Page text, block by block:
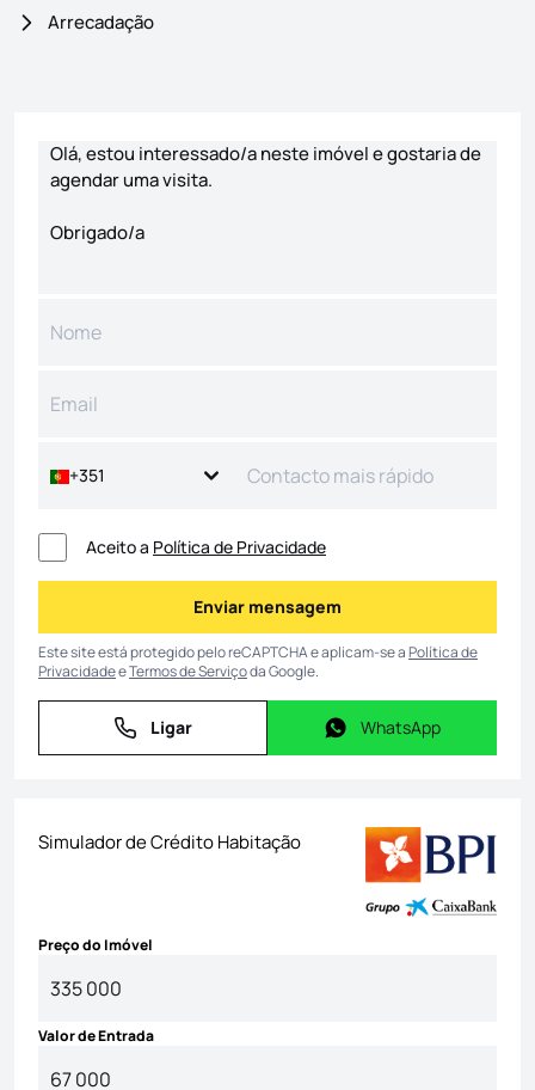
Arrecadação
+351
Aceito a Política de Privacidade
Enviar mensagem
Enviar mensagem
Este site está protegido pelo reCAPTCHA e aplicam-se aPolítica de
PrivacidadeeTermos de Serviçoda Google.
Ligar
Ligar WhatsApp
WhatsApp
Simulador de Crédito Habitação
Preço do Imóvel
Valor de Entrada